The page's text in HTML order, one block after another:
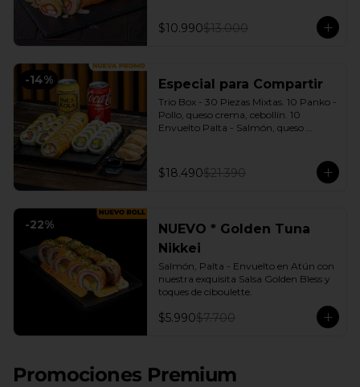
2 Salsa soya
$10.990$13.000
-14% Especial para Compartir
Trio Box - 30 Piezas Mixtas. 10 Panko -
Pollo, queso crema, cebollín. 10
Envuelto Palta - Salmón, queso
2 Bebidas Elección | 3 Salsas a Elección
Soya o Agridulce Bless.
$18.490$21.390
-22%
NUEVO * Golden Tuna
Nikkei
Salmón, Palta - Envuelto en Atún con
nuestra exquisita Salsa Golden Bless y
toques de ciboulette.
$5.990$7.700
Promociones Premium